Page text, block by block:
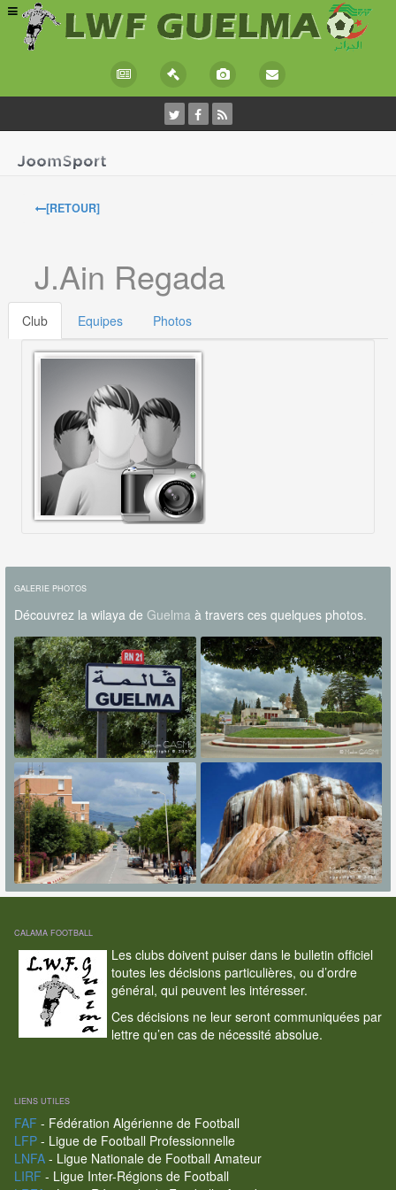
[RETOUR]
J.Ain Regada
Club Equipes Photos
GALERIE PHOTOS
Découvrez la wilaya de Guelma à travers ces quelques photos.
CALAMA FOOTBALL
Les clubs doivent puiser dans le bulletin officiel
toutes les décisions particulières, ou d’ordre
général, qui peuvent les intéresser.
Ces décisions ne leur seront communiquées par
lettre qu’en cas de nécessité absolue.
LIENS UTILES
FAF - Fédération Algérienne de Football
LFP- Ligue de Football Professionnelle
LNFA- Ligue Nationale de Football Amateur
LIRF - Ligue Inter-Régions de Football